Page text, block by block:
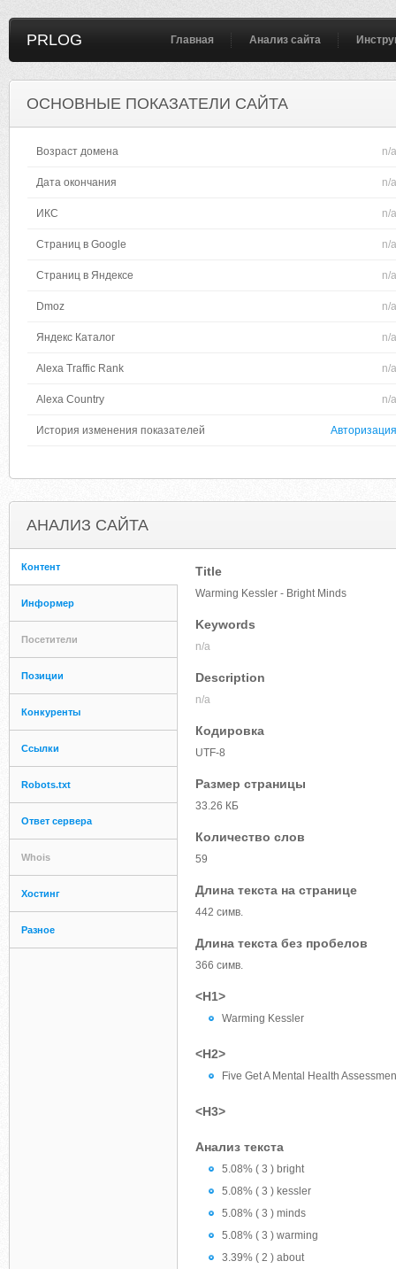
PRLOG Главная Анализ сайта
ОСНОВНЫЕ ПОКАЗАТЕЛИ САЙТА
Возраст домена n/a
Дата окончания n/a
ИКС n/a
Страниц в Google n/a
Страниц в Яндексе n/a
Dmoz n/a
Яндекс Каталог n/a
Alexa Traffic Rank n/a
Alexa Country n/a
История изменения показателей Авторизация
АНАЛИЗ САЙТА
Контент
Информер
Посетители
Позиции
Конкуренты
Ссылки
Robots.txt
Ответ сервера
Whois
Хостинг
Разное
Title
Warming Kessler - Bright Minds
Keywords
n/a
Description
n/a
Кодировка
UTF-8
Размер страницы
33.26 КБ
Количество слов
59
Длина текста на странице
442 симв.
Длина текста без пробелов
366 симв.
<H1>
Warming Kessler
<H2>
Five Get A Mental Health
<H3>
Анализ текста
5.08% ( 3 ) bright
5.08% ( 3 ) kessler
5.08% ( 3 ) minds
5.08% ( 3 ) warming
3.39% ( 2 ) about